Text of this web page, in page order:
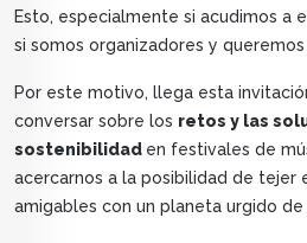
Esto, especialmente si acudimos a
si somos organizadores y
Por este motivo, llega esta
conversar sobre los retos y las
sostenibilidad en festivales de
acercarnos a la posibilidad de tejer
amigables con un planeta urgido de